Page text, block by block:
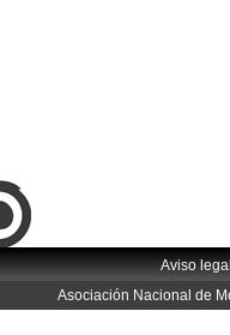
Aviso
Asociación Nacional de